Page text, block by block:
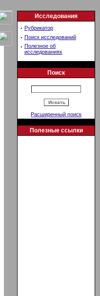
Исследования
· Рубрикатор
· Поиск исследований
· Полезное об
исследованиях
Поиск
Расширенный поиск
Полезные ссылки